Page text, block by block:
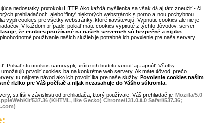
nedostatky protokolu HTTP. Ako každá myšlienka sa však dá aj táto zneužiť - či
prehliadačoch, alebo 'finty' niektorých webstránok s porno a inou pochybnou
vypli cookies pre všetky webstránky, ktoré navštevujú. Vypnutie cookies ale nie je
V každom prípade, pokiaľ máte cookies vypnuté z týchto dôvodov, server
že cookies používané na našich serveroch sú bezpečné a nijako
používanie našich služieb je potrebné ich povolenie pre naše servery.
Pokiaľ ste cookies sami vypli, určite ich budete vedieť aj zapnúť. Všetky
povoliť cookies iba na konkrétne web servery. Ak máte dôvod, prečo
tu nájdete návod ako ich povoliť iba pre naše služby. Povolenie cookies našim
riziko pre Váš počítač a nijak nezasahuje do Vášho súkromia.
sa líši v závislosti od prehliadača, ktorý používate. Váš prehliadač je: Mozilla/5.0
537.36 (KHTML, like Gecko) Chrome/131.0.0.0 Safari/537.36;